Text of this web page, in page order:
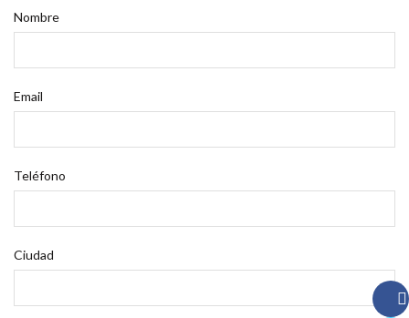
Nombre
Email
Teléfono
Ciudad